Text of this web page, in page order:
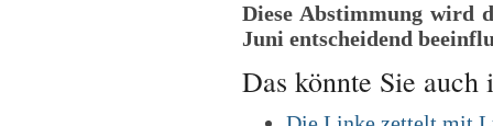
Diese Abstimmung wird
Juni entscheidend
Das könnte Sie auch